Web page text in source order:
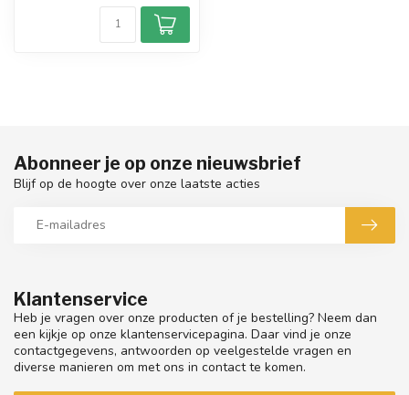
Klantenservice
Heb je vragen over onze producten of je bestelling? Neem dan
een kijkje op onze klantenservicepagina. Daar vind je onze
contactgegevens, antwoorden op veelgestelde vragen en
diverse manieren om met ons in contact te komen.
Abonneer je op onze nieuwsbrief
Blijf op de hoogte over onze laatste acties